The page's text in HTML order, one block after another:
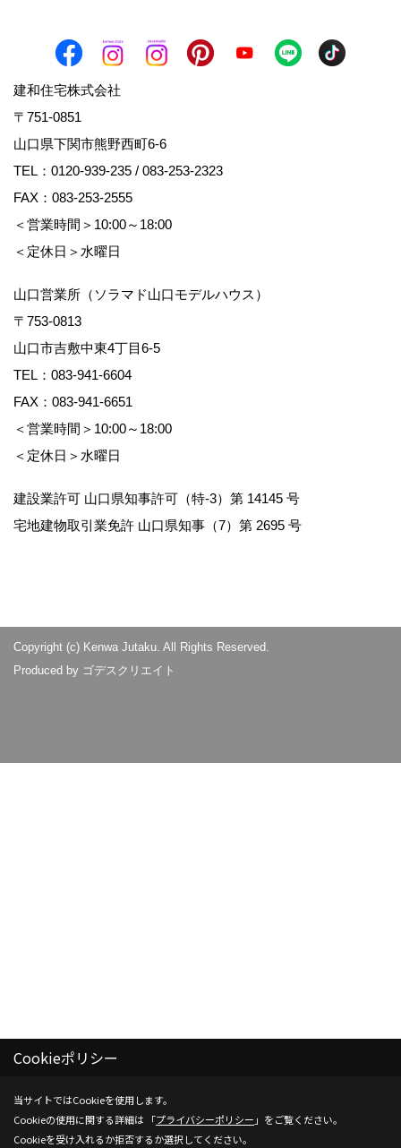
建和住宅株式会社
〒751-0851
山口県下関市熊野西町6-6
TEL： 0120-939-235 / 083-253-2323
FAX：083-253-2555
＜営業時間＞10:00～18:00
＜定休日＞水曜日
山口営業所（ソラマド山口モデルハウス）
〒753-0813
山口市吉敷中東4丁目6-5
TEL： 083-941-6604
FAX：083-941-6651
＜営業時間＞10:00～18:00
＜定休日＞水曜日
建設業許可 山口県知事許可（特-3）第 14145 号
宅地建物取引業免許 山口県知事（7）第 2695 号
Copyright (c) Kenwa Jutaku. All Rights Reserved.
Produced by ゴデスクリエイト
Cookieポリシー
当サイトではCookieを使用します。
Cookieの使用に関する詳細は 「プライバシーポリシー 」をご覧ください。
Cookieを受け入れるか拒否するか選択してください。